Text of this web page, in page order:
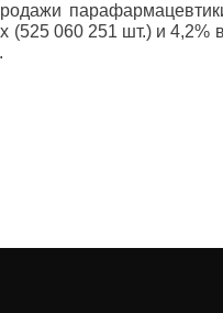
(525 060 251 шт.) и 4,2%